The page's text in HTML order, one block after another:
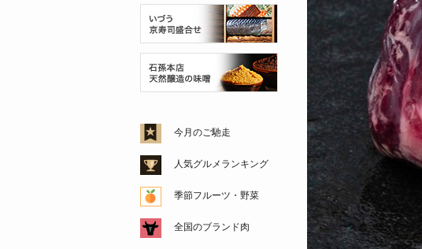
今月のご馳走
人気グルメランキング
季節フルーツ・野菜
全国のブランド肉